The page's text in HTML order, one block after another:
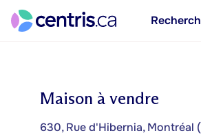
Maison à vendre
630, Rue d'Hibernia, Montréal